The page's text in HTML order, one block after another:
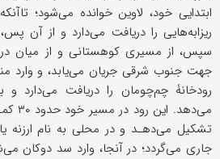
ابتدایی خود، لاوین خوانده می‌شود؛
ریزابه‌هایی را دریافت می‌دارد و از ‌آن
سپس، از مسیری کوهستانی و از میان
جهت جنوب شرقی جریان می‌یابد، و
رودخانۀ چم‌چومان را دریافت می‌دارد
می‌دهد.
تشکیل می‌دهـد و در محلی به نام ارزنه
جاری می‌گردد؛ در آنجا، وارد سد دوکان